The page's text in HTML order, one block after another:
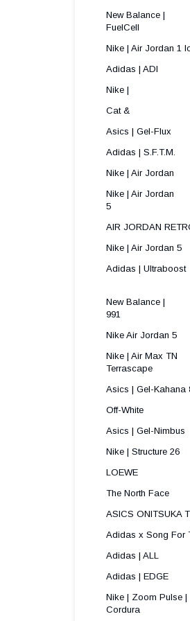
New Balance |
Nike | Air Jordan 1
Adidas | ADI
Nike |
Cat &
Asics | Gel-Flux
Adidas | S.F.T.M.
Nike | Air Jordan
Nike | Air Jordan
AIR JORDAN
Nike | Air Jordan 5
Adidas | Ultraboost
New Balance |
Nike Air Jordan 5
Nike | Air Max TN
Asics | Gel-Kahana
Off-White
Asics | Gel-Nimbus
Nike | Structure 26
LOEWE
The North Face
ASICS ONITSUKA
Adidas x Song For
Adidas | ALL
Adidas | EDGE
Nike | Zoom Pulse |